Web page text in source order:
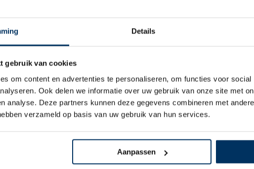
Details
gebruik van cookies
om content en advertenties te personaliseren, om functies voor
Ook delen we informatie over uw gebruik van onze site met
analyse. Deze partners kunnen deze gegevens combineren met
verzameld op basis van uw gebruik van hun services.
Aanpassen